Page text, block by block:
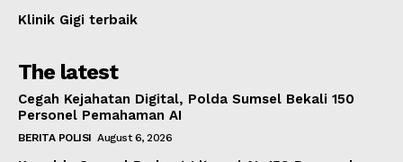
Klinik Gigi terbaik
The latest
Cegah Kejahatan Digital, Polda Sumsel Bekali 150
Personel Pemahaman AI
BERITA POLISI August 6, 2026